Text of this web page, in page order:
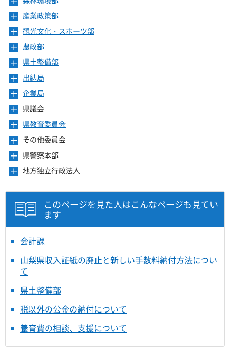
ま
す
開
き
ま
す
を
開
き
ま
す
ュ
ー
を
開
き
ま
す
ニ
ュ
ー
を
開
き
ま
す
メ
ニ
ュ
ー
開
き
ま
す
産業政策部
メ
ニ
ュ
ー
を
開
き
ま
す
観光文化・スポーツ部
メ
ニ
ュ
ー
を
開
き
ま
す
農政部
メ
ニ
ュ
ー
を
開
き
ま
す
県土整備部
メ
ニ
ュ
ー
を
開
き
ま
す
出納局
メ
ニ
ュ
ー
開
き
ま
す
企業局
メ
ニ
ュ
ー
を
開
き
ま
県議会
メ
ニ
ュ
ー
を
開
ま
す
県教育委員会
メ
ニ
ュ
ー
を
開
す
その他委員会
メ
ニ
ュ
を
開
き
県警察本部
メ
ュ
ー
き
ま
地方独立行政法人
このページを見た人はこんなページも見てい
ます
会計課
山梨県収入証紙の廃止と新しい手数料納付方法につい
て
県土整備部
税以外の公金の納付について
養育費の相談、支援について